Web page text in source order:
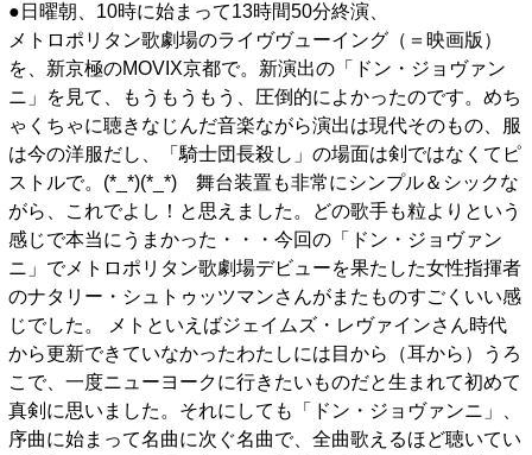
●日曜朝、10時に始まって13時間50分終演、
メトロポリタン歌劇場のライヴヴューイング（＝映画版）
を、新京極のMOVIX京都で。新演出の「ドン・ジョヴァン
ニ」を見て、もうもうもう、圧倒的によかったのです。めち
ゃくちゃに聴きなじんだ音楽ながら演出は現代そのもの、服
は今の洋服だし、「騎士団長殺し」の場面は剣ではなくてピ
ストルで。(*_*)(*_*) 舞台装置も非常にシンプル＆シックな
がら、これでよし！と思えました。どの歌手も粒よりという
感じで本当にうまかった・・・今回の「ドン・ジョヴァン
ニ」でメトロポリタン歌劇場デビューを果たした女性指揮者
のナタリー・シュトゥッツマンさんがまたものすごくいい感
じでした。 メトといえばジェイムズ・レヴァインさん時代
から更新できていなかったわたしには目から（耳から）うろ
こで、一度ニューヨークに行きたいものだと生まれて初めて
真剣に思いました。それにしても「ドン・ジョヴァンニ」、
序曲に始まって名曲に次ぐ名曲で、全曲歌えるほど聴いてい